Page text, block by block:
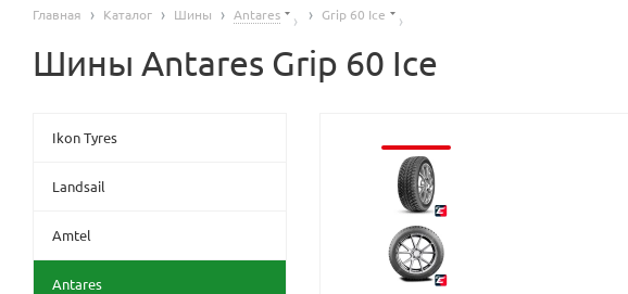
Главная Каталог Шины Antares Grip 60 Ice
Шины Antares Grip 60 Ice
Ikon Tyres
Landsail
Amtel
Antares